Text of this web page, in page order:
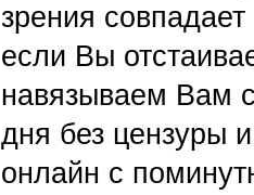
зрения
если Вы
навязываем Вам
дня без цензуры
онлайн с